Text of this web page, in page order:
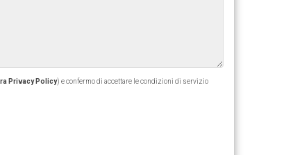
Privacy Policy) e confermo di accettare le condizioni di servizio